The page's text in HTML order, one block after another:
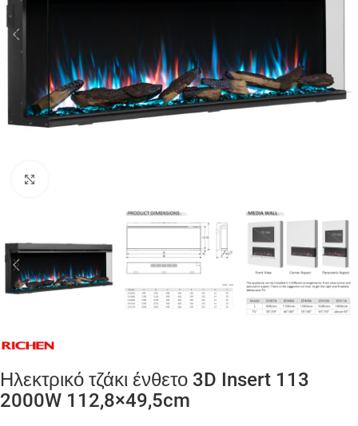
Ηλεκτρικό τζάκι ένθετο 3D Insert 113
2000W 112,8×49,5cm